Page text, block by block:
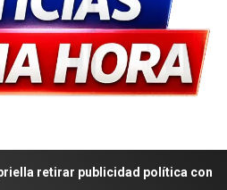
con símbolos patrios